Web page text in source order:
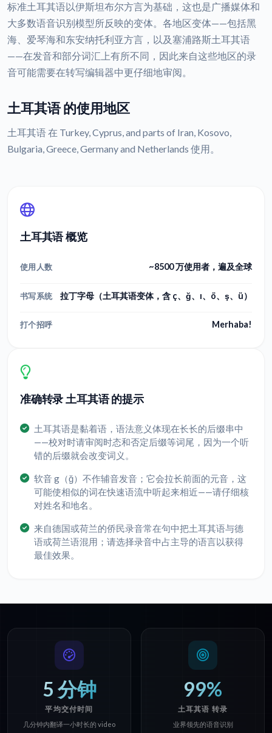
标准土耳其语以伊斯坦布尔方言为基础，这也是广播媒体和
大多数语音识别模型所反映的变体。各地区变体——包括黑
海、爱琴海和东安纳托利亚方言，以及塞浦路斯土耳其语
——在发音和部分词汇上有所不同，因此来自这些地区的录
音可能需要在转写编辑器中更仔细地审阅。
土耳其语 的使用地区
土耳其语 在 Turkey, Cyprus, and parts of Iran, Kosovo,
Bulgaria, Greece, Germany and Netherlands 使用。
土耳其语 概览
使用人数 ~8500 万使用者，遍及全球
书写系统 拉丁字母（土耳其语变体，含 ç、ğ、ı、ö、ş、ü）
打个招呼 Merhaba!
准确转录 土耳其语 的提示
土耳其语是黏着语，语法意义体现在长长的后缀串中
——校对时请审阅时态和否定后缀等词尾，因为一个听
错的后缀就会改变词义。
软音 g（ğ）不作辅音发音；它会拉长前面的元音，这
可能使相似的词在快速语流中听起来相近——请仔细核
对姓名和地名。
来自德国或荷兰的侨民录音常在句中把土耳其语与德
语或荷兰语混用；请选择录音中占主导的语言以获得
最佳效果。
5 分钟
平均交付时间
几分钟内翻译一小时长的 video
99%
土耳其语 转录
业界领先的语音识别